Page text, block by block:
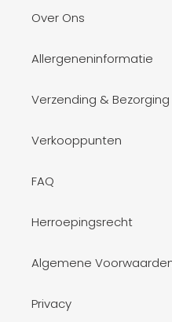
Over Ons
Allergeneninformatie
Verzending & Bezorging
Verkooppunten
FAQ
Herroepingsrecht
Algemene
Privacy